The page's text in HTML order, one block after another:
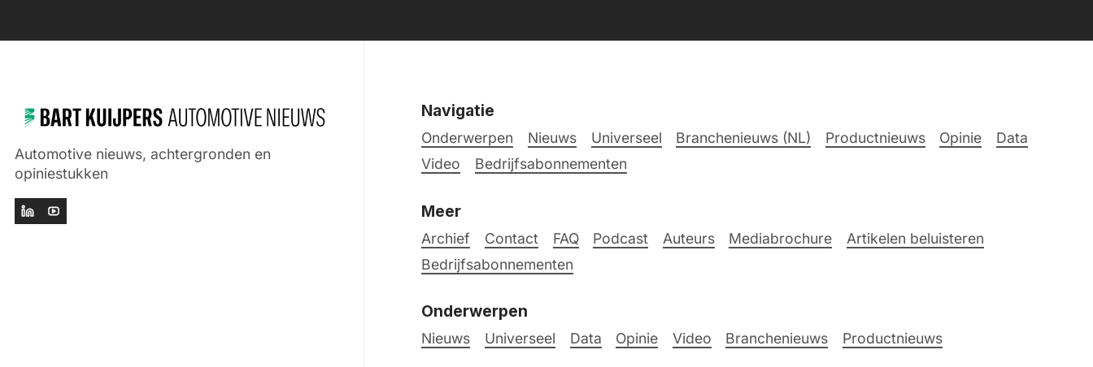
Automotive nieuws, achtergronden en
opiniestukken
Navigatie
Onderwerpen Nieuws Universeel Branchenieuws (NL) Productnieuws Opinie
Data
Video
Bedrijfsabonnementen
Meer
Archief Contact FAQ Podcast Auteurs Mediabrochure
Artikelen beluisteren
Bedrijfsabonnementen
Onderwerpen
Nieuws Universeel Data Opinie Video Branchenieuws Productnieuws